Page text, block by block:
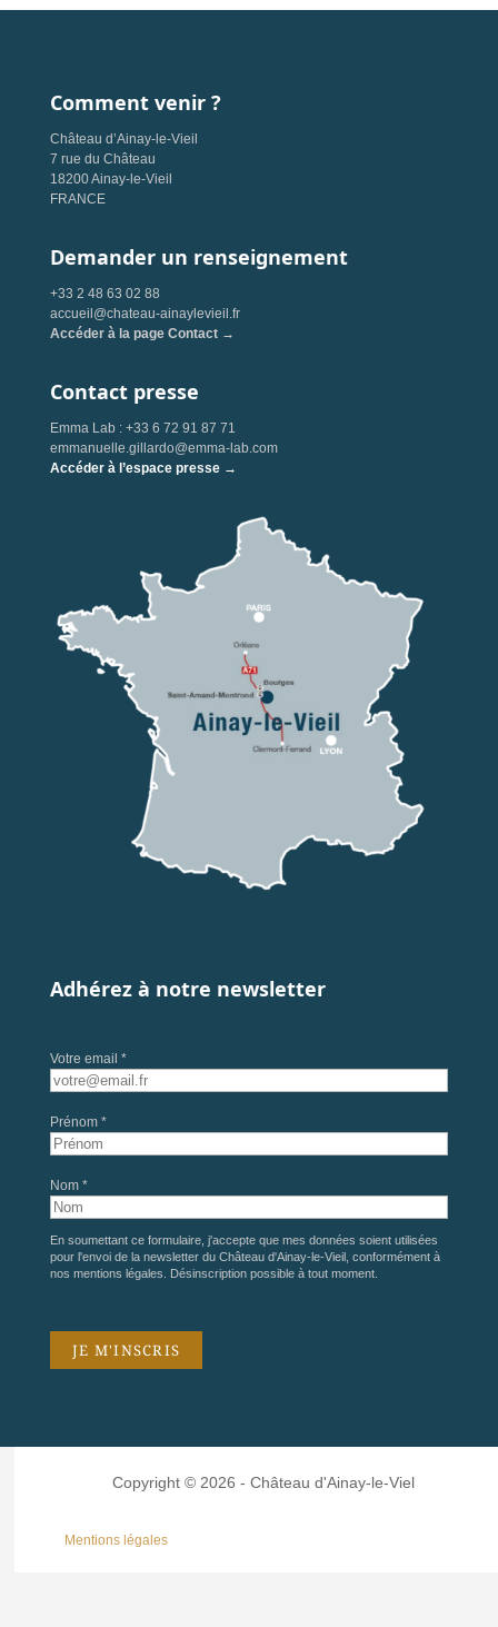
Comment venir ?
Château d’Ainay-le-Vieil
7 rue du Château
18200 Ainay-le-Vieil
FRANCE
Demander un renseignement
+33 2 48 63 02 88
accueil@chateau-ainaylevieil.fr
Accéder à la page Contact →
Contact presse
Emma Lab : +33 6 72 91 87 71
emmanuelle.gillardo@emma-lab.com
Accéder à l’espace presse →
Adhérez à notre newsletter
Votre email *
Prénom *
Nom *
En soumettant ce formulaire, j'accepte que mes données soient utilisées
pour l'envoi de la newsletter du Château d'Ainay-le-Vieil, conformément à
nos mentions légales . Désinscription possible à tout moment.
Copyright © 2026 - Château d'Ainay-le-Viel
Mentions légales